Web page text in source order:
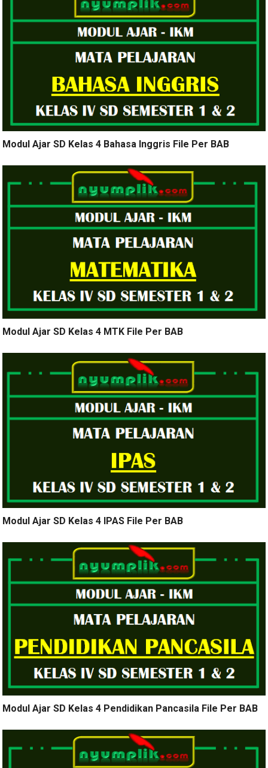
Modul Ajar SD Kelas 4 Bahasa Inggris File Per BAB
Modul Ajar SD Kelas 4 MTK File Per BAB
Modul Ajar SD Kelas 4 IPAS File Per BAB
Modul Ajar SD Kelas 4 Pendidikan Pancasila File Per BAB